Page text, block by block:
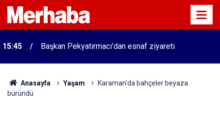
15:45 Başkan Pekyatırmacı’dan esnaf ziyareti
Anasayfa Yaşam
Karaman'da bahçeler beyaza
büründü